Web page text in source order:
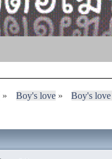
» Boy's love»
Boy's